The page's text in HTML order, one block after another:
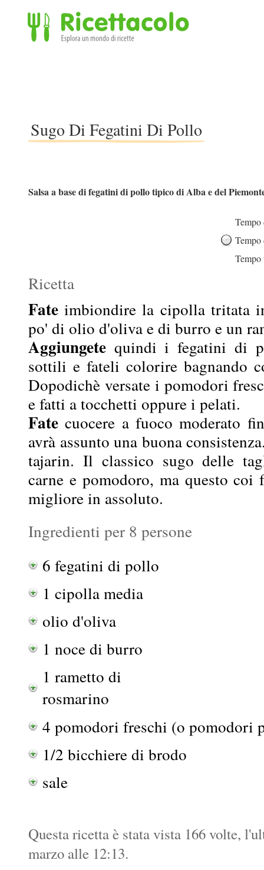
Sugo Di Fegatini Di Pollo
Salsa a base di fegatini di pollo tipico di Alba e del
Ricetta
Fate imbiondire la cipolla tritata
po' di olio d'oliva e di burro e un
Aggiungete quindi i fegatini di
sottili e fateli colorire bagnando
Dopodichè versate i pomodori
e fatti a tocchetti oppure i pelati.
Fate cuocere a fuoco moderato
avrà assunto una buona
tajarin. Il classico sugo delle
carne e pomodoro, ma questo
migliore in assoluto.
Ingredienti per 8 persone
6 fegatini di pollo
1 cipolla media
olio d'oliva
1 noce di burro
1 rametto di
rosmarino
4 pomodori freschi (o pomodori
1/2 bicchiere di brodo
sale
Questa ricetta è stata vista 166 volte,
marzo alle 12:13.